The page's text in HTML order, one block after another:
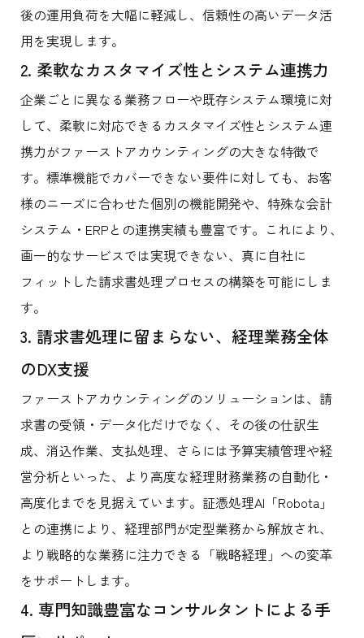
後の運用負荷を大幅に軽減し、信頼性の高いデータ活
用を実現します。
2. 柔軟なカスタマイズ性とシステム連携力
企業ごとに異なる業務フローや既存システム環境に対
して、柔軟に対応できるカスタマイズ性とシステム連
携力がファーストアカウンティングの大きな特徴で
す。標準機能でカバーできない要件に対しても、お客
様のニーズに合わせた個別の機能開発や、特殊な会計
システム・ERPとの連携実績も豊富です。これにより、
画一的なサービスでは実現できない、真に自社に
フィットした請求書処理プロセスの構築を可能にしま
す。
3. 請求書処理に留まらない、経理業務全体
のDX支援
ファーストアカウンティングのソリューションは、請
求書の受領・データ化だけでなく、その後の仕訳生
成、消込作業、支払処理、さらには予算実績管理や経
営分析といった、より高度な経理財務業務の自動化・
高度化までを見据えています。証憑処理AI「Robota」
との連携により、経理部門が定型業務から解放され、
より戦略的な業務に注力できる「戦略経理」への変革
をサポートします。
4. 専門知識豊富なコンサルタントによる手